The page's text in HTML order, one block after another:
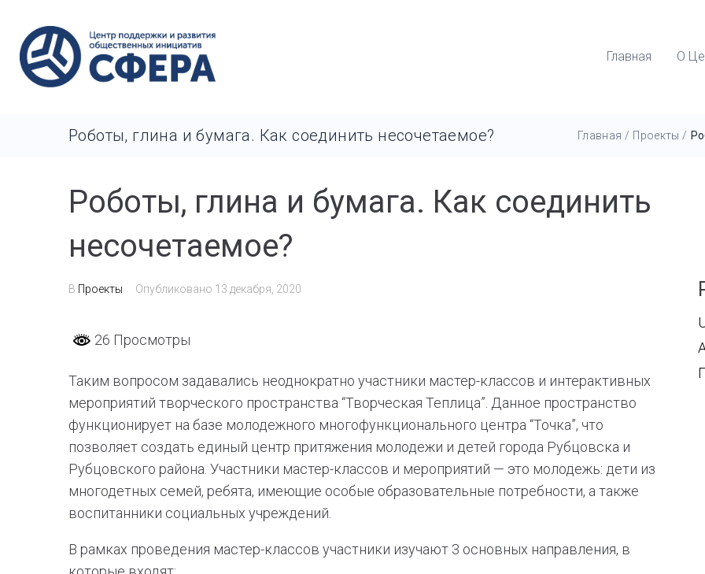
Главная О
Роботы, глина и бумага. Как соединить несочетаемое? Главная / Проекты /
Роботы, глина и бумага. Как соединить
несочетаемое?
В Проекты Опубликовано 13 декабря, 2020
26 Просмотры
Таким вопросом задавались неоднократно участники мастер-классов и интерактивных
мероприятий творческого пространства “Творческая Теплица”. Данное пространство
функционирует на базе молодежного многофункционального центра “Точка”, что
позволяет создать единый центр притяжения молодежи и детей города Рубцовска и
Рубцовского района. Участники мастер-классов и мероприятий — это молодежь: дети из
многодетных семей, ребята, имеющие особые образовательные потребности, а также
воспитанники социальных учреждений.
В рамках проведения мастер-классов участники изучают 3 основных направления, в